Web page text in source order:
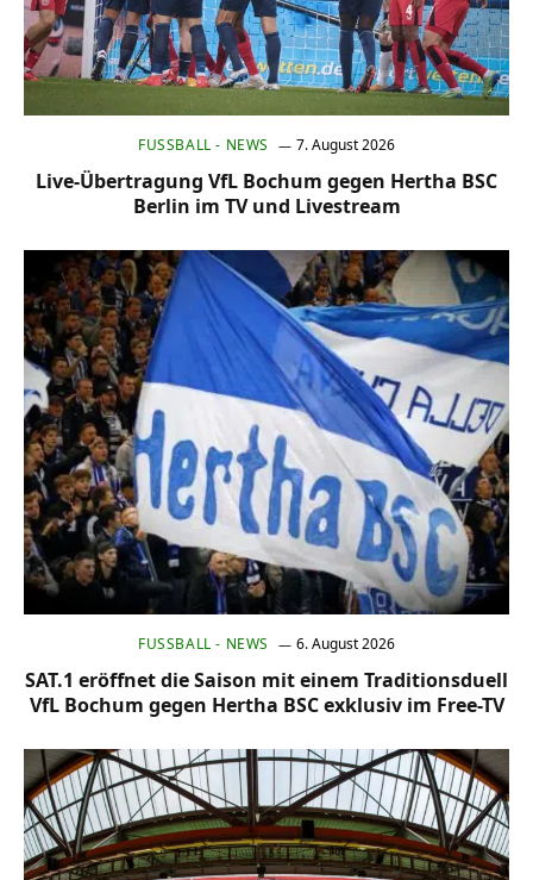
FUSSBALL - NEWS 7. August 2026
Live-Übertragung VfL Bochum gegen Hertha BSC
Berlin im TV und Livestream
FUSSBALL - NEWS 6. August 2026
SAT.1 eröffnet die Saison mit einem Traditionsduell
VfL Bochum gegen Hertha BSC exklusiv im Free-TV